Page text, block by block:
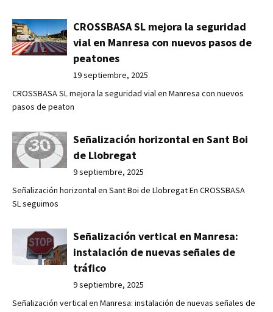
CROSSBASA SL mejora la seguridad
vial en Manresa con nuevos pasos de
peatones
19 septiembre, 2025
CROSSBASA SL mejora la seguridad vial en Manresa con nuevos
pasos de peaton
Señalización horizontal en Sant Boi
de Llobregat
9 septiembre, 2025
Señalización horizontal en Sant Boi de Llobregat En CROSSBASA
SL seguimos
Señalización vertical en Manresa:
instalación de nuevas señales de
tráfico
9 septiembre, 2025
Señalización vertical en Manresa: instalación de nuevas señales de